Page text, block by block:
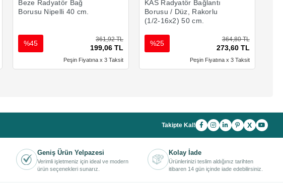
Beze Radyatör Bağ
Borusu Nipelli 40 cm.
361,92 TL
199,06 TL
%45
Peşin Fiyatına x 3 Taksit
KAS Radyatör Bağlantı
Borusu / Düz, Rakorlu
(1/2-16x2) 50 cm.
364,80 TL
273,60 TL
%25
Peşin Fiyatına x 3 Taksit
Takipte Kal! X
Geniş Ürün Yelpazesi
Verimli işletmeniz için ideal ve modern
ürün seçenekleri sunarız.
Kolay İade
Ürünlerinizi teslim aldığınız tarihten
itibaren 14 gün içinde iade edebilirsiniz.